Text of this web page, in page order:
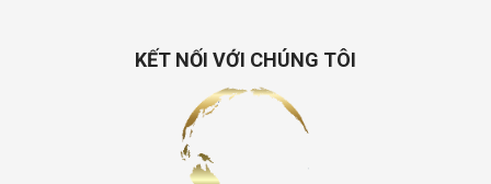
KẾT NỐI VỚI CHÚNG TÔI